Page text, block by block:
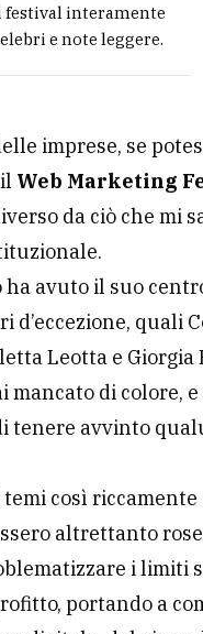
festival interamente
e note leggere.
imprese, se
Web Marketing
da ciò che mi
avuto il suo
quali
Leotta e Giorgia
mancato di colore, e
tenere avvinto
così
altrettanto
i limiti
portando a